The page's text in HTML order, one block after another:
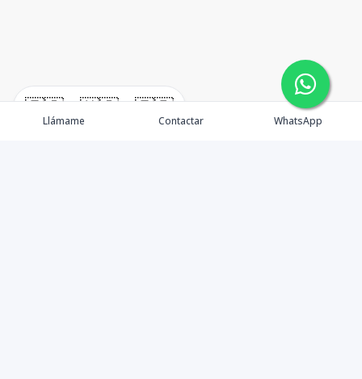
🇪🇸 🇺🇸 🇫🇷
Llámame Contactar WhatsApp